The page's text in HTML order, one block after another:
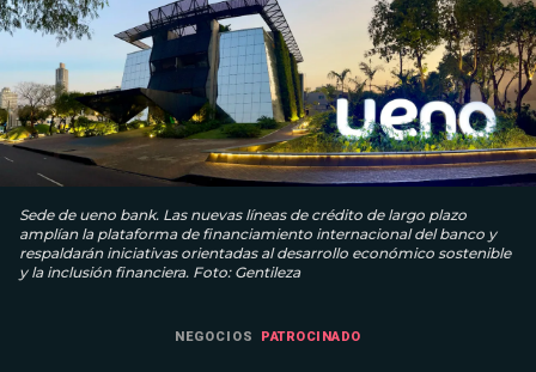
Sede de ueno bank. Las nuevas líneas de crédito de largo plazo
amplían la plataforma de financiamiento internacional del banco y
respaldarán iniciativas orientadas al desarrollo económico sostenible
y la inclusión financiera. Foto: Gentileza
NEGOCIOS PATROCINADO